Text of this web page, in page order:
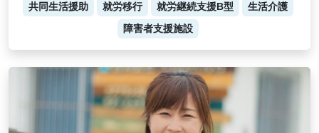
共同生活援助 就労移行 就労継続支援B型
生活介護
障害者支援施設